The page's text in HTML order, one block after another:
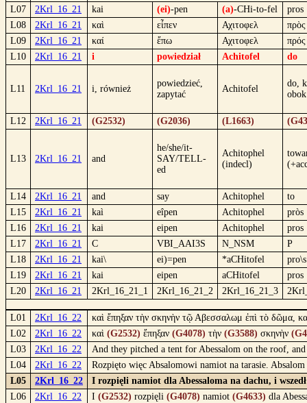
L07
2Krl_16_21 kai (ei)-pen (a)-CHi-to-fel
pros
L08
2Krl_16_21 καὶ εἶπεν Αχιτοφελ
πρὸς
L09
2Krl_16_21 καί ἔπω Αχιτοφελ
πρός
L10
2Krl_16_21 i powiedział Achitofel do
L11 2Krl_16_21 i, również
powiedzieć,
zapytać
Achitofel
do,
obok
L12 2Krl_16_21 (G2532) (G2036) (L1663)
L13 2Krl_16_21 and
he/she/it-
SAY/TELL-
ed
Achitophel
(indecl)
L14 2Krl_16_21 and say Achitophel
to
L15
2Krl_16_21 kaì eîpen Achitophel
pròs
L16
2Krl_16_21 kai eipen Achitophel
pros
L17
2Krl_16_21 C VBI_AAI3S N_NSM
P
L18
2Krl_16_21 kai\ ei)=pen *aCHitofel
pro\s
L19
2Krl_16_21 kai eipen aCHitofel
pros
L20
2Krl_16_21 2Krl_16_21_1 2Krl_16_21_2 2Krl_16_21_3
L01 2Krl_16_22
καὶ ἔπηξαν τὴν σκηνὴν τῷ Αβεσσαλωμ ἐπὶ τὸ δῶμα,
L02
2Krl_16_22 καὶ (G2532) ἔπηξαν (G4078) τὴν (G3588) σκηνὴν
L03
2Krl_16_22
And they pitched a tent for Abessalom on the roof,
L04
2Krl_16_22
Rozpięto więc Absalomowi namiot na tarasie.
L05
2Krl_16_22
I rozpięli namiot dla Abessaloma na dachu, i
L06
2Krl_16_22 I (G2532) rozpięli (G4078) namiot (G4633) dla